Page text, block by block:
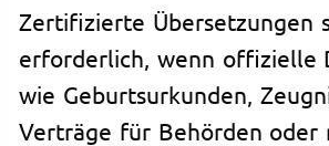
Zertifizierte Übersetzungen
erforderlich, wenn offizielle
wie Geburtsurkunden,
Verträge für Behörden oder